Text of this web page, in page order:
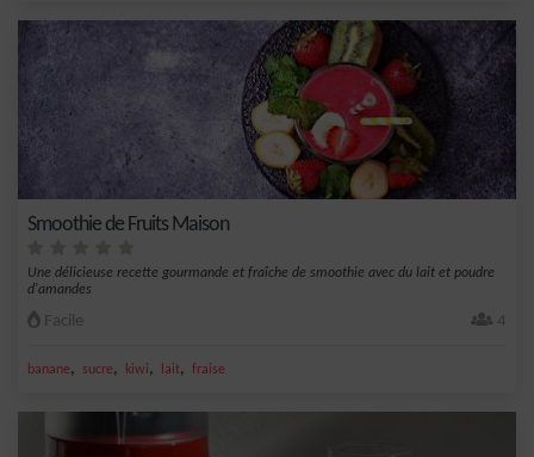
Smoothie de Fruits Maison
Une délicieuse recette gourmande et fraîche de smoothie avec du lait et poudre
d'amandes
Facile 4
banane, sucre, kiwi, lait, fraise